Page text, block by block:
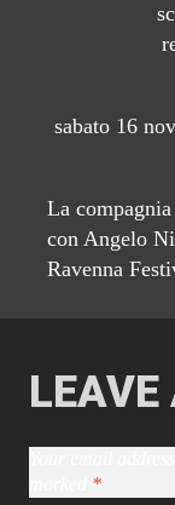
sabato 16
La
con Angelo
Ravenna
LEAVE
*